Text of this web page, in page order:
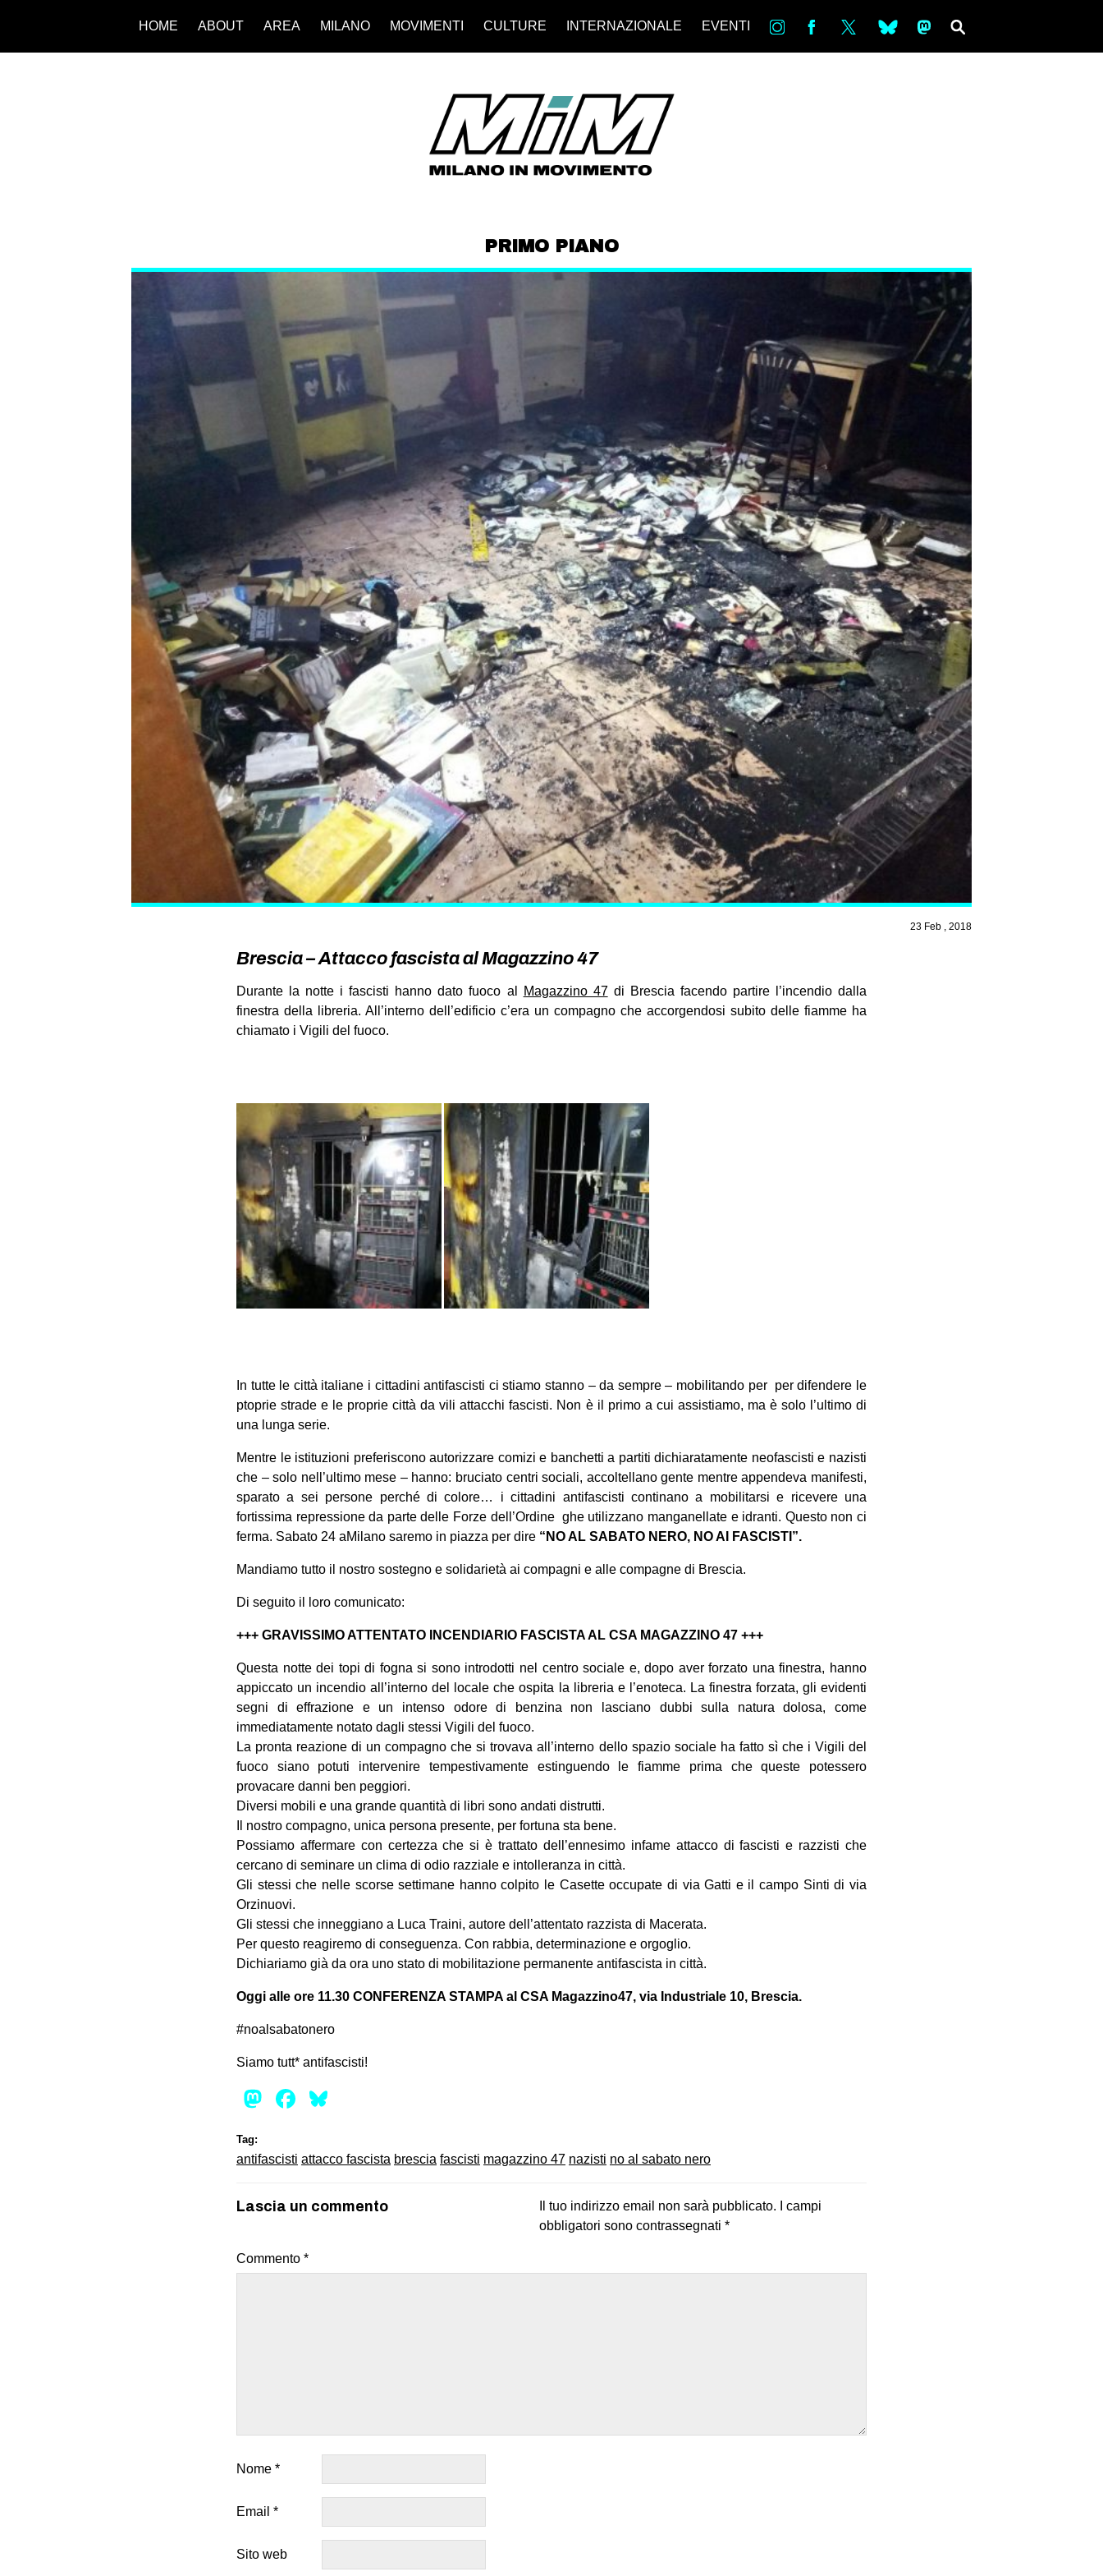
HOME ABOUT AREA MILANO MOVIMENTI CULTURE INTERNAZIONALE EVENTI in bsky ms
PRIMO PIANO
23 Feb , 2018
Brescia – Attacco fascista al Magazzino 47
Durante la notte i fascisti hanno dato fuoco al Magazzino 47di Brescia facendo partire l’incendio dalla
finestra della libreria. All’interno dell’edificio c’era un compagno che accorgendosi subito delle fiamme ha
chiamato i Vigili del fuoco.
In tutte le città italiane i cittadini antifascisti ci stiamo stanno – da sempre – mobilitando per per difendere le
ptoprie strade e le proprie città da vili attacchi fascisti. Non è il primo a cui assistiamo, ma è solo l’ultimo di
una lunga serie.
Mentre le istituzioni preferiscono autorizzare comizi e banchetti a partiti dichiaratamente neofascisti e nazisti
che – solo nell’ultimo mese – hanno: bruciato centri sociali, accoltellano gente mentre appendeva manifesti,
sparato a sei persone perché di colore… i cittadini antifascisti continano a mobilitarsi e ricevere una
fortissima repressione da parte delle Forze dell’Ordine ghe utilizzano manganellate e idranti. Questo non ci
ferma. Sabato 24 aMilano saremo in piazza per dire “NO AL SABATO NERO, NO AI FASCISTI”.
Mandiamo tutto il nostro sostegno e solidarietà ai compagni e alle compagne di Brescia.
Di seguito il loro comunicato:
+++ GRAVISSIMO ATTENTATO INCENDIARIO FASCISTA AL CSA MAGAZZINO 47 +++
Questa notte dei topi di fogna si sono introdotti nel centro sociale e, dopo aver forzato una finestra, hanno
appiccato un incendio all’interno del locale che ospita la libreria e l’enoteca. La finestra forzata, gli evidenti
segni di effrazione e un intenso odore di benzina non lasciano dubbi sulla natura dolosa, come
immediatamente notato dagli stessi Vigili del fuoco.
La pronta reazione di un compagno che si trovava all’interno dello spazio sociale ha fatto sì che i Vigili del
fuoco siano potuti intervenire tempestivamente estinguendo le fiamme prima che queste potessero
provacare danni ben peggiori.
Diversi mobili e una grande quantità di libri sono andati distrutti.
Il nostro compagno, unica persona presente, per fortuna sta bene.
Possiamo affermare con certezza che si è trattato dell’ennesimo infame attacco di fascisti e razzisti che
cercano di seminare un clima di odio razziale e intolleranza in città.
Gli stessi che nelle scorse settimane hanno colpito le Casette occupate di via Gatti e il campo Sinti di via
Orzinuovi.
Gli stessi che inneggiano a Luca Traini, autore dell’attentato razzista di Macerata.
Per questo reagiremo di conseguenza. Con rabbia, determinazione e orgoglio.
Dichiariamo già da ora uno stato di mobilitazione permanente antifascista in città.
Oggi alle ore 11.30 CONFERENZA STAMPA al CSA Magazzino47, via Industriale 10, Brescia.
#noalsabatonero
Siamo tutt* antifascisti!
Mastodon
Facebook
Tag:
antifascisti attacco fascista brescia fascisti magazzino 47 nazisti no al sabato nero
Lascia un commento Il tuo indirizzo email non sarà pubblicato.
I campi
obbligatori sono contrassegnati *
Commento *
Nome *
Email *
Sito web